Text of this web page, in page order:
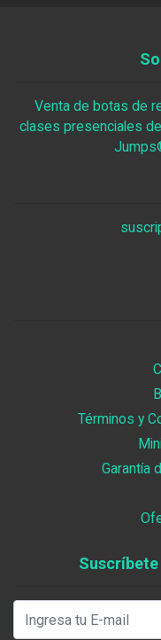
Venta de botas de
clases presenciales
Términos y
Garantía